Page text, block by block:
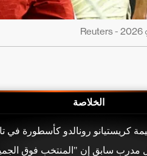
الخلاصة
كريستيانو رونالدو كأسطورة في
مدرب سابق إن "المنتخب فوق